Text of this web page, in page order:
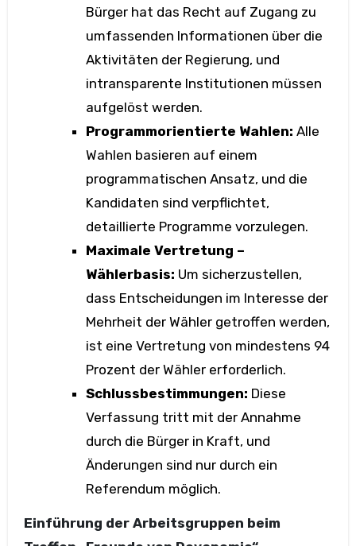
Bürger hat das Recht auf Zugang zu
umfassenden Informationen über die
Aktivitäten der Regierung, und
intransparente Institutionen müssen
aufgelöst werden.
Programmorientierte Wahlen: Alle
Wahlen basieren auf einem
programmatischen Ansatz, und die
Kandidaten sind verpflichtet,
detaillierte Programme vorzulegen.
Maximale Vertretung –
Wählerbasis: Um sicherzustellen,
dass Entscheidungen im Interesse der
Mehrheit der Wähler getroffen werden,
ist eine Vertretung von mindestens 94
Prozent der Wähler erforderlich.
Schlussbestimmungen: Diese
Verfassung tritt mit der Annahme
durch die Bürger in Kraft, und
Änderungen sind nur durch ein
Referendum möglich.
Einführung der Arbeitsgruppen beim